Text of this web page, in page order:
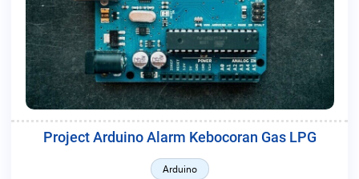
Project Arduino Alarm Kebocoran Gas LPG
Arduino